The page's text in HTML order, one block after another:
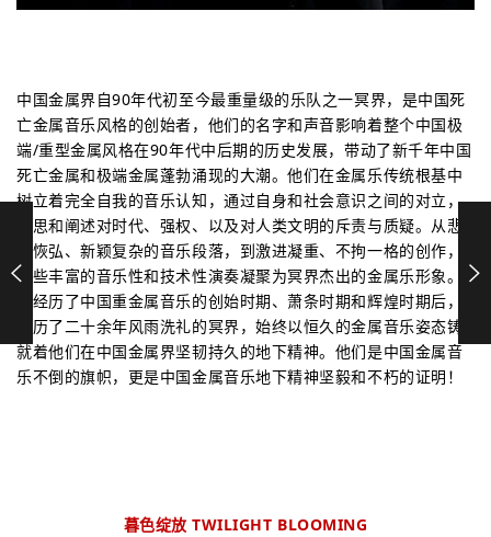
中国金属界自90年代初至今最重量级的乐队之一冥界，是中国死
亡金属音乐风格的创始者，他们的名字和声音影响着整个中国极
端/重型金属风格在90年代中后期的历史发展，带动了新千年中国
死亡金属和极端金属蓬勃涌现的大潮。他们在金属乐传统根基中
树立着完全自我的音乐认知，通过自身和社会意识之间的对立，
引思和阐述对时代、强权、以及对人类文明的斥责与质疑。从悲
壮恢弘、新颖复杂的音乐段落，到激进凝重、不拘一格的创作，
这些丰富的音乐性和技术性演奏凝聚为冥界杰出的金属乐形象。
在经历了中国重金属音乐的创始时期、萧条时期和辉煌时期后，
经历了二十余年风雨洗礼的冥界，始终以恒久的金属音乐姿态铸
就着他们在中国金属界坚韧持久的地下精神。他们是中国金属音
乐不倒的旗帜，更是中国金属音乐地下精神坚毅和不朽的证明！
暮色绽放 TWILIGHT BLOOMING